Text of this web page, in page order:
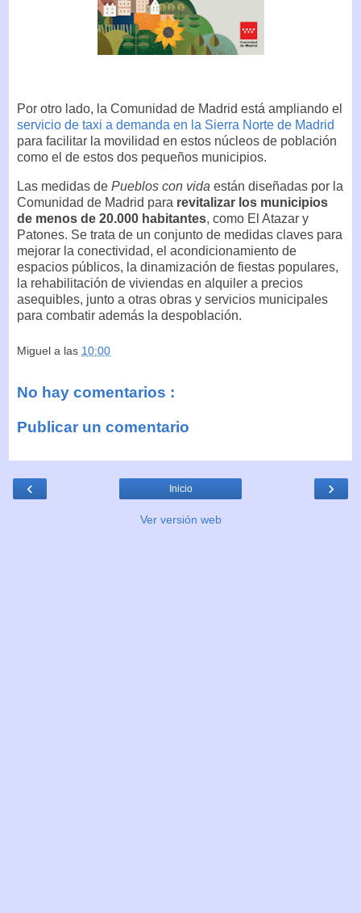
Por otro lado, la Comunidad de Madrid está ampliando el
servicio de taxi a demanda en la Sierra Norte de Madrid
para facilitar la movilidad en estos núcleos de población
como el de estos dos pequeños municipios.
Las medidas de Pueblos con vida están diseñadas por la
Comunidad de Madrid para revitalizar los municipios
de menos de 20.000 habitantes, como El Atazar y
Patones. Se trata de un conjunto de medidas claves para
mejorar la conectividad, el acondicionamiento de
espacios públicos, la dinamización de fiestas populares,
la rehabilitación de viviendas en alquiler a precios
asequibles, junto a otras obras y servicios municipales
para combatir además la despoblación.
Miguel a las 10:00
No hay comentarios :
Publicar un comentario
‹ ›
Inicio
Ver versión web